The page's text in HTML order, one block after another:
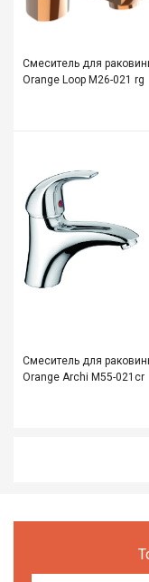
Смеситель для
Orange Loop M26-021 rg
Смеситель для
Orange Archi M55-021cr